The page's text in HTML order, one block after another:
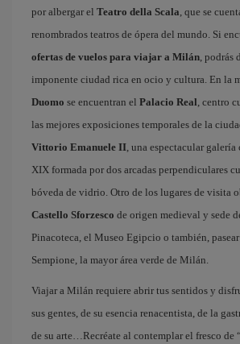
por albergar el Teatro della Scala, que se
renombrados teatros de ópera del mundo. Si
ofertas de vuelos para viajar a Milán, podrás
imponente ciudad rica en ocio y cultura. En la
Duomo se encuentran el Palacio Real, centro
las mejores exposiciones temporales de la
Vittorio Emanuele II, una espectacular
XIX formada por dos arcadas perpendiculares
bóveda de vidrio. Otro de los lugares de visita
Castello Sforzesco de origen medieval y sede
Pinacoteca, el Museo Egipcio o también,
Sempione, la mayor área verde de Milán.
Viajar a Milán requiere abrir tus sentidos y
sus gentes, de su esencia renacentista, de la
de su arte…Recréate al contemplar el fresco de